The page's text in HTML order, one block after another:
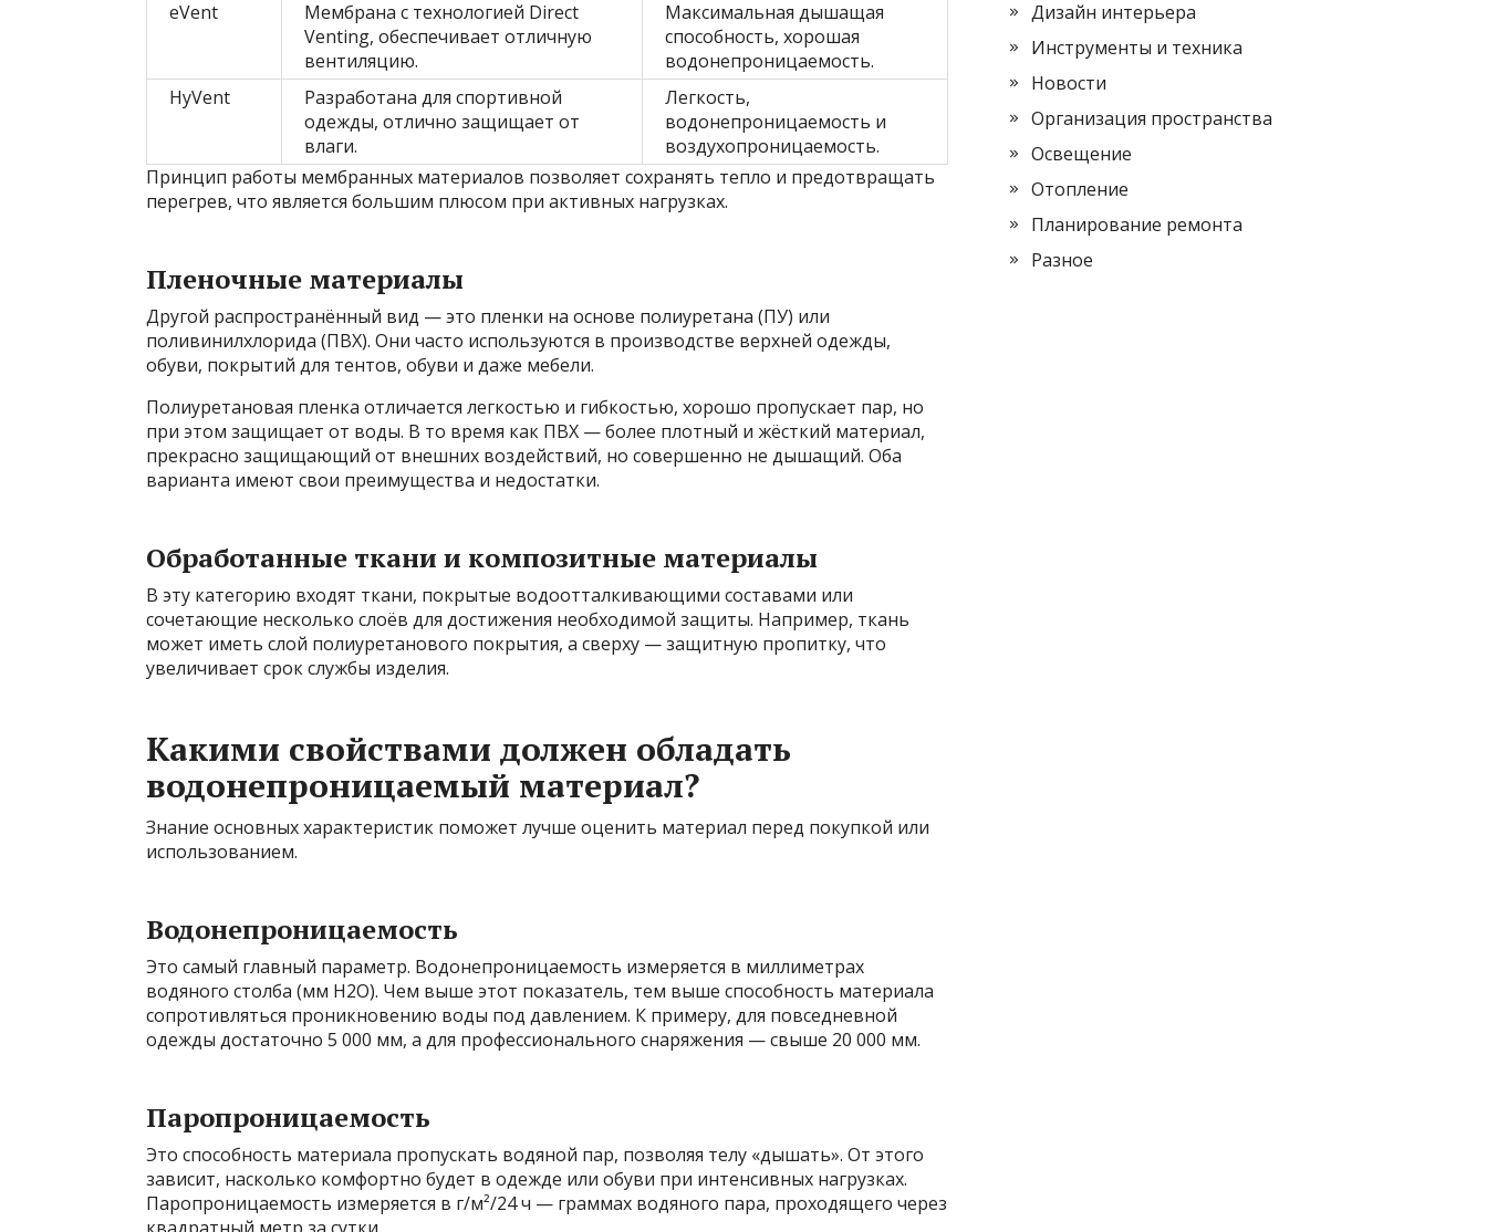
eVent
Мембрана с технологией Direct
Venting, обеспечивает отличную
вентиляцию.
Максимальная дышащая
способность, хорошая
водонепроницаемость.
HyVent
Разработана для спортивной
одежды, отлично защищает от
влаги.
Легкость,
водонепроницаемость и
воздухопроницаемость.
Принцип работы мембранных материалов позволяет сохранять тепло и предотвращать
перегрев, что является большим плюсом при активных нагрузках.
Пленочные материалы
Другой распространённый вид — это пленки на основе полиуретана (ПУ) или
поливинилхлорида (ПВХ). Они часто используются в производстве верхней одежды,
обуви, покрытий для тентов, обуви и даже мебели.
Полиуретановая пленка отличается легкостью и гибкостью, хорошо пропускает пар, но
при этом защищает от воды. В то время как ПВХ — более плотный и жёсткий материал,
прекрасно защищающий от внешних воздействий, но совершенно не дышащий. Оба
варианта имеют свои преимущества и недостатки.
Обработанные ткани и композитные материалы
В эту категорию входят ткани, покрытые водоотталкивающими составами или
сочетающие несколько слоёв для достижения необходимой защиты. Например, ткань
может иметь слой полиуретанового покрытия, а сверху — защитную пропитку, что
увеличивает срок службы изделия.
Какими свойствами должен обладать
водонепроницаемый материал?
Знание основных характеристик поможет лучше оценить материал перед покупкой или
использованием.
Водонепроницаемость
Это самый главный параметр. Водонепроницаемость измеряется в миллиметрах
водяного столба (мм H2O). Чем выше этот показатель, тем выше способность материала
сопротивляться проникновению воды под давлением. К примеру, для повседневной
одежды достаточно 5 000 мм, а для профессионального снаряжения — свыше 20 000 мм.
Паропроницаемость
Это способность материала пропускать водяной пар, позволяя телу «дышать». От этого
зависит, насколько комфортно будет в одежде или обуви при интенсивных нагрузках.
Паропроницаемость измеряется в г/м²/24 ч — граммах водяного пара, проходящего через
Дизайн интерьера
Инструменты и техника
Новости
Организация пространства
Освещение
Отопление
Планирование ремонта
Разное